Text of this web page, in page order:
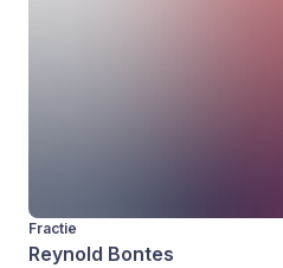
Fractie
Reynold Bontes